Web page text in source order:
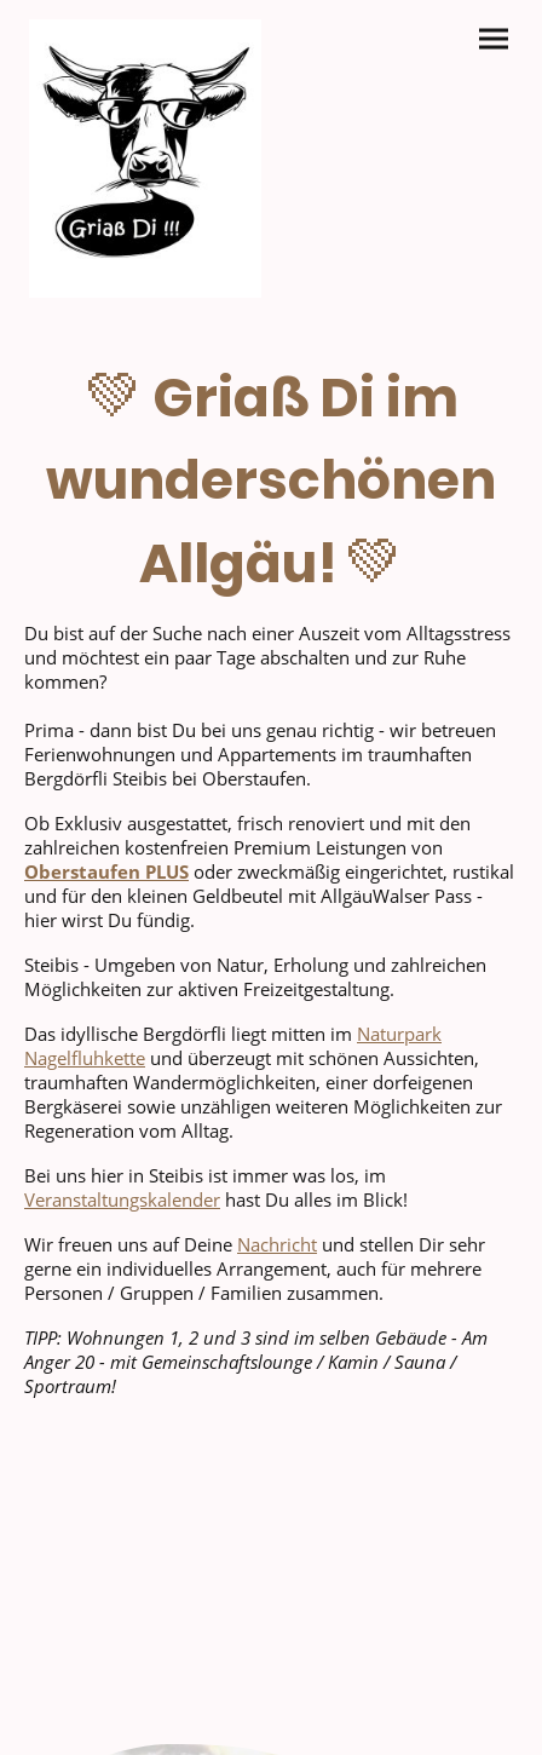
💚 Griaß Di im
wunderschönen
Allgäu! 💚
Du bist auf der Suche nach einer Auszeit vom Alltagsstress
und möchtest ein paar Tage abschalten und zur Ruhe
kommen?
Prima - dann bist Du bei uns genau richtig - wir betreuen
Ferienwohnungen und Appartements im traumhaften
Bergdörfli Steibis bei Oberstaufen.
Ob Exklusiv ausgestattet, frisch renoviert und mit den
zahlreichen kostenfreien Premium Leistungen von
Oberstaufen PLUS oder zweckmäßig eingerichtet, rustikal
und für den kleinen Geldbeutel mit AllgäuWalser Pass -
hier wirst Du fündig.
Steibis - Umgeben von Natur, Erholung und zahlreichen
Möglichkeiten zur aktiven Freizeitgestaltung.
Das idyllische Bergdörfli liegt mitten im Naturpark
Nagelfluhkette und überzeugt mit schönen Aussichten,
traumhaften Wandermöglichkeiten, einer dorfeigenen
Bergkäserei sowie unzähligen weiteren Möglichkeiten zur
Regeneration vom Alltag.
Bei uns hier in Steibis ist immer was los, im
Veranstaltungskalender hast Du alles im Blick!
Wir freuen uns auf Deine Nachricht und stellen Dir sehr
gerne ein individuelles Arrangement, auch für mehrere
Personen / Gruppen / Familien zusammen.
TIPP: Wohnungen 1, 2 und 3 sind im selben Gebäude - Am
Anger 20 - mit Gemeinschaftslounge / Kamin / Sauna /
Sportraum!